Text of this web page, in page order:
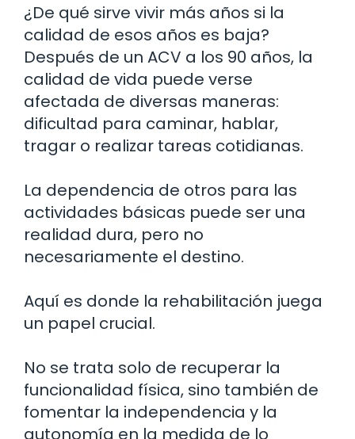
¿De qué sirve vivir más años si la
calidad de esos años es baja?
Después de un ACV a los 90 años, la
calidad de vida puede verse
afectada de diversas maneras:
dificultad para caminar, hablar,
tragar o realizar tareas cotidianas.
La dependencia de otros para las
actividades básicas puede ser una
realidad dura, pero no
necesariamente el destino.
Aquí es donde la rehabilitación juega
un papel crucial.
No se trata solo de recuperar la
funcionalidad física, sino también de
fomentar la independencia y la
autonomía en la medida de lo